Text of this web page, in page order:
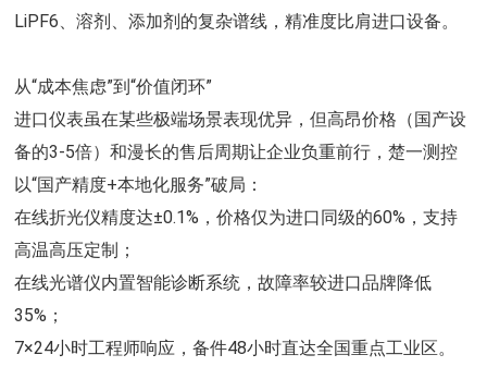
LiPF6、溶剂、添加剂的复杂谱线，精准度比肩进口设备。
从“成本焦虑”到“价值闭环”
进口仪表虽在某些极端场景表现优异，但高昂价格（国产设
备的3-5倍）和漫长的售后周期让企业负重前行，楚一测控
以“国产精度+本地化服务”破局：
在线折光仪精度达±0.1%，价格仅为进口同级的60%，支持
高温高压定制；
在线光谱仪内置智能诊断系统，故障率较进口品牌降低
35%；
7×24小时工程师响应，备件48小时直达全国重点工业区。